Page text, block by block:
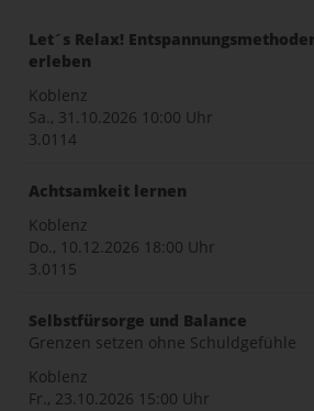
Let´s Relax!
erleben
Koblenz
Sa., 31.10.2026 10:00 Uhr
3.0114
Achtsamkeit lernen
Koblenz
Do., 10.12.2026 18:00 Uhr
3.0115
Selbstfürsorge und Balance
Grenzen setzen ohne Schuldgefühle
Koblenz
Fr., 23.10.2026 15:00 Uhr